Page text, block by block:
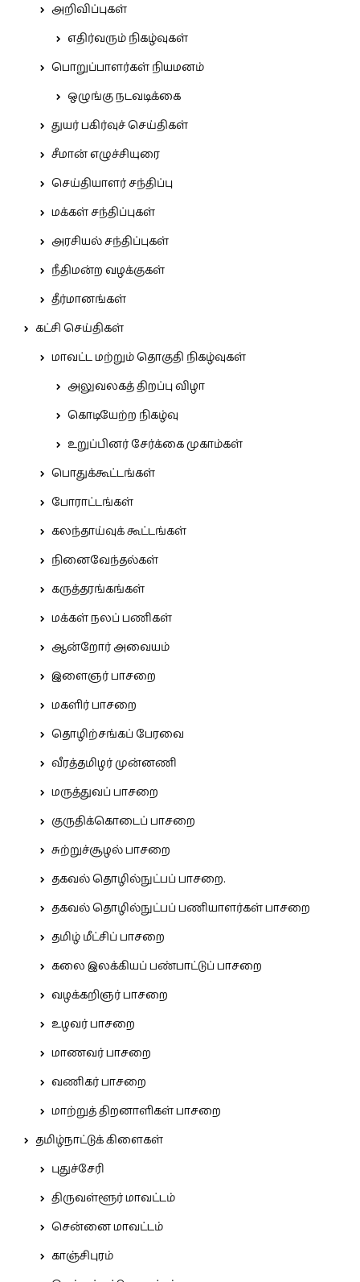
அறிவிப்புகள்
எதிர்வரும் நிகழ்வுகள்
பொறுப்பாளர்கள் நியமனம்
ஒழுங்கு நடவடிக்கை
துயர் பகிர்வுச் செய்திகள்
சீமான் எழுச்சியுரை
செய்தியாளர் சந்திப்பு
மக்கள் சந்திப்புகள்
அரசியல் சந்திப்புகள்
நீதிமன்ற வழக்குகள்
தீர்மானங்கள்
கட்சி செய்திகள்
மாவட்ட மற்றும் தொகுதி நிகழ்வுகள்
அலுவலகத் திறப்பு விழா
கொடியேற்ற நிகழ்வு
உறுப்பினர் சேர்க்கை முகாம்கள்
பொதுக்கூட்டங்கள்
போராட்டங்கள்
கலந்தாய்வுக் கூட்டங்கள்
நினைவேந்தல்கள்
கருத்தரங்கங்கள்
மக்கள் நலப் பணிகள்
ஆன்றோர் அவையம்
இளைஞர் பாசறை
மகளிர் பாசறை
தொழிற்சங்கப் பேரவை
வீரத்தமிழர் முன்னணி
மருத்துவப் பாசறை
குருதிக்கொடைப் பாசறை
சுற்றுச்சூழல் பாசறை
தகவல் தொழில்நுட்பப் பாசறை.
தகவல் தொழில்நுட்பப் பணியாளர்கள் பாசறை
தமிழ் மீட்சிப் பாசறை
கலை இலக்கியப் பண்பாட்டுப் பாசறை
வழக்கறிஞர் பாசறை
உழவர் பாசறை
மாணவர் பாசறை
வணிகர் பாசறை
மாற்றுத் திறனாளிகள் பாசறை
தமிழ்நாட்டுக் கிளைகள்
புதுச்சேரி
திருவள்ளூர் மாவட்டம்
சென்னை மாவட்டம்
காஞ்சிபுரம்